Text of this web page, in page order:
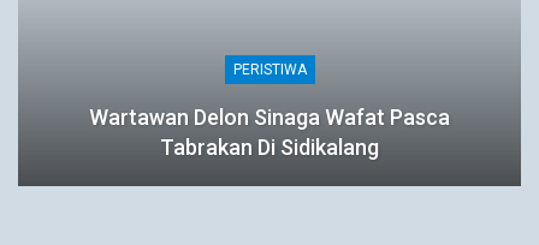
PERISTIWA
Wartawan Delon Sinaga Wafat Pasca
Tabrakan Di Sidikalang